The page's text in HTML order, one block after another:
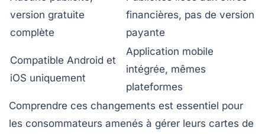
version gratuite
complète
financières, pas de version
payante
Compatible Android et
iOS uniquement
Application mobile
intégrée, mêmes
plateformes
Comprendre ces changements est essentiel pour
les consommateurs amenés à gérer leurs cartes de